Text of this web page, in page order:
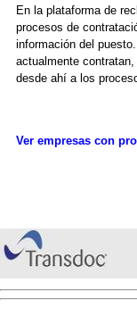
En la plataforma de
procesos de
información del
actualmente
desde ahí a los
Ver empresas con